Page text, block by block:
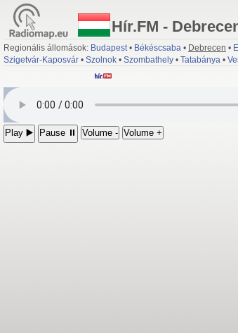
Hír.FM -
Regionális állomások: Budapest• Békéscsaba • Debrecen •
Szigetvár-Kaposvár • Szolnok • Szombathely • Tatabánya •
Play ▶️ Pause ⏸ Volume - Volume +